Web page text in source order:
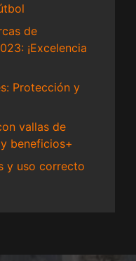
de
¡Excelencia
Protección y
vallas de
beneficios+
y uso correcto